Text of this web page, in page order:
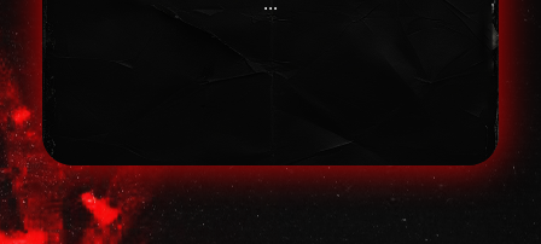
...